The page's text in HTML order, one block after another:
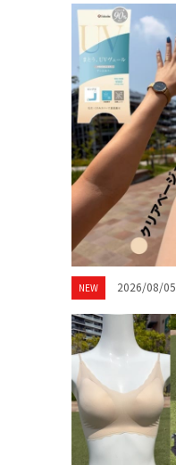
NEW 2026/08/05